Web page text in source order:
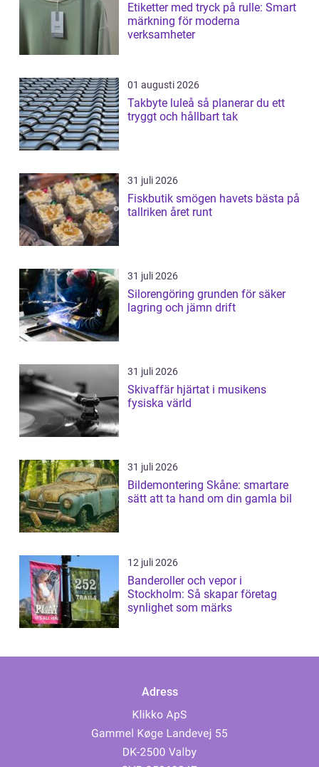
Etiketter med tryck på rulle: Smart
märkning för moderna
verksamheter
01 augusti 2026
Takbyte luleå så planerar du ett
tryggt och hållbart tak
31 juli 2026
Fiskbutik smögen havets bästa på
tallriken året runt
31 juli 2026
Silorengöring grunden för säker
lagring och jämn drift
31 juli 2026
Skivaffär hjärtat i musikens
fysiska värld
31 juli 2026
Bildemontering Skåne: smartare
sätt att ta hand om din gamla bil
12 juli 2026
Banderoller och vepor i
Stockholm: Så skapar företag
synlighet som märks
Adress